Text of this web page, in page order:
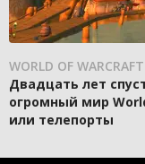
WORLD OF WARCRAFT
Двадцать лет
огромный мир
или телепорты